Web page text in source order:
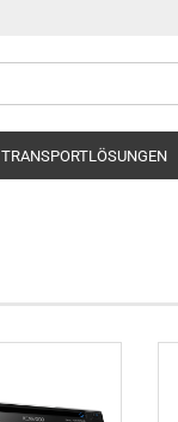
TRANSPORTLÖSUNGEN